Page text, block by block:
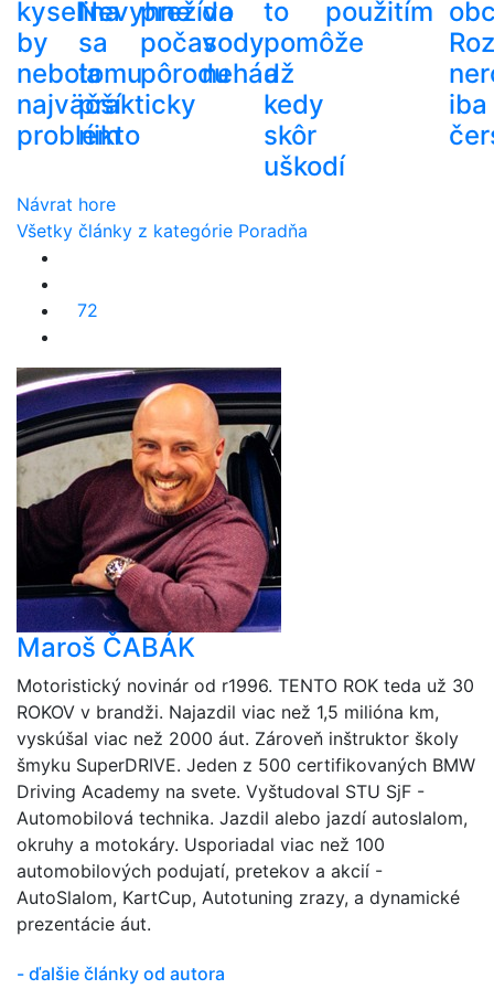
kyselina
by
nebola
najväčší
problém
Nevyhne
sa
tomu
prakticky
nikto
prežíva
počas
pôrodu
do
vody
nehádž
to
pomôže
a
kedy
skôr
uškodí
použitím
iba
Návrat hore
Všetky články z kategórie Poradňa
72
Maroš ČABÁK
Motoristický novinár od r1996. TENTO ROK teda už 30
ROKOV v brandži. Najazdil viac než 1,5 milióna km,
vyskúšal viac než 2000 áut. Zároveň inštruktor školy
šmyku SuperDRIVE. Jeden z 500 certifikovaných BMW
Driving Academy na svete. Vyštudoval STU SjF -
Automobilová technika. Jazdil alebo jazdí autoslalom,
okruhy a motokáry. Usporiadal viac než 100
automobilových podujatí, pretekov a akcií -
AutoSlalom, KartCup, Autotuning zrazy, a dynamické
prezentácie áut.
- ďalšie články od autora